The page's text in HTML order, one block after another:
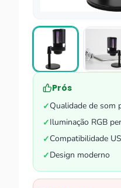
Prós
✓Qualidade de som
✓Iluminação RGB
✓Compatibilidade
✓Design moderno